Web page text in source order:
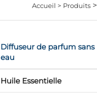
Accueil > Produits>
Diffuseur de parfum sans
eau
Huile Essentielle